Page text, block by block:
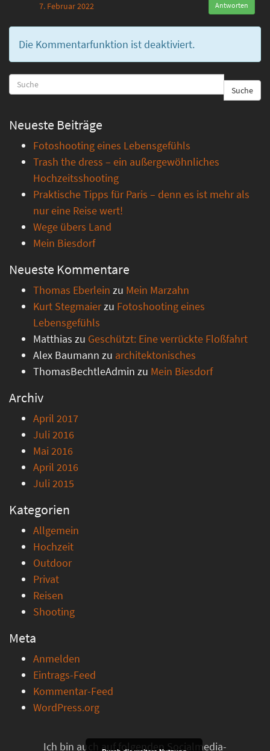
7. Februar 2022 Antworten
Die Kommentarfunktion ist deaktiviert.
Suche
Neueste Beiträge
Fotoshooting eines Lebensgefühls
Trash the dress – ein außergewöhnliches
Hochzeitsshooting
Praktische Tipps für Paris – denn es ist mehr als
nur eine Reise wert!
Wege übers Land
Mein Biesdorf
Neueste Kommentare
Thomas Eberlein zu Mein Marzahn
Kurt Stegmaierzu Fotoshooting eines
Lebensgefühls
Matthias zu Geschützt: Eine verrückte Floßfahrt
Alex Baumann zu architektonisches
ThomasBechtleAdmin zu Mein Biesdorf
Archiv
April 2017
Juli 2016
Mai 2016
April 2016
Juli 2015
Kategorien
Allgemein
Hochzeit
Outdoor
Privat
Reisen
Shooting
Meta
Anmelden
Eintrags-Feed
Kommentar-Feed
WordPress.org
Ich bin auch auf folgenden Socialmedia-